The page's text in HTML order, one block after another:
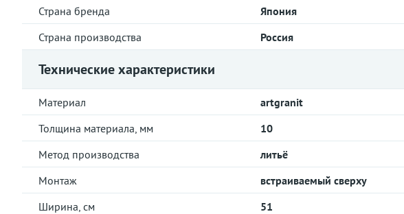
Страна бренда
Япония
Страна производства
Россия
Технические характеристики
Материал
artgranit
Толщина материала, мм
10
Метод производства
литьё
Монтаж
встраиваемый сверху
Ширина, см
51